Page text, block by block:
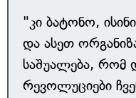
"კი ბატონო,
და ასეთ
საშუალება, რომ
რევოლუციები